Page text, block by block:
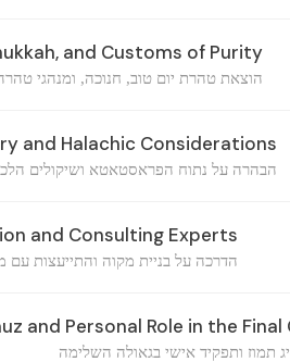
and Customs of Purity
הוצאת טהרת יום טוב, חנוכה, ומנהגי
and Halachic Considerations
הבהרה על נתוח הפראסטאטא ושיקולים
and Consulting Experts
הדרכה על בניית מקוה והתייעצות עם
and Personal Role in the Final
תמוז ותפקיד אישי בגאולה השלימה